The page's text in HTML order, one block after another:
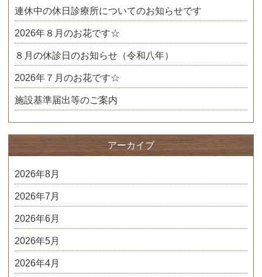
連休中の休日診療所についてのお知らせです
2026年８月のお花です☆
８月の休診日のお知らせ（令和八年）
2026年７月のお花です☆
施設基準届出等のご案内
アーカイブ
2026年8月
2026年7月
2026年6月
2026年5月
2026年4月